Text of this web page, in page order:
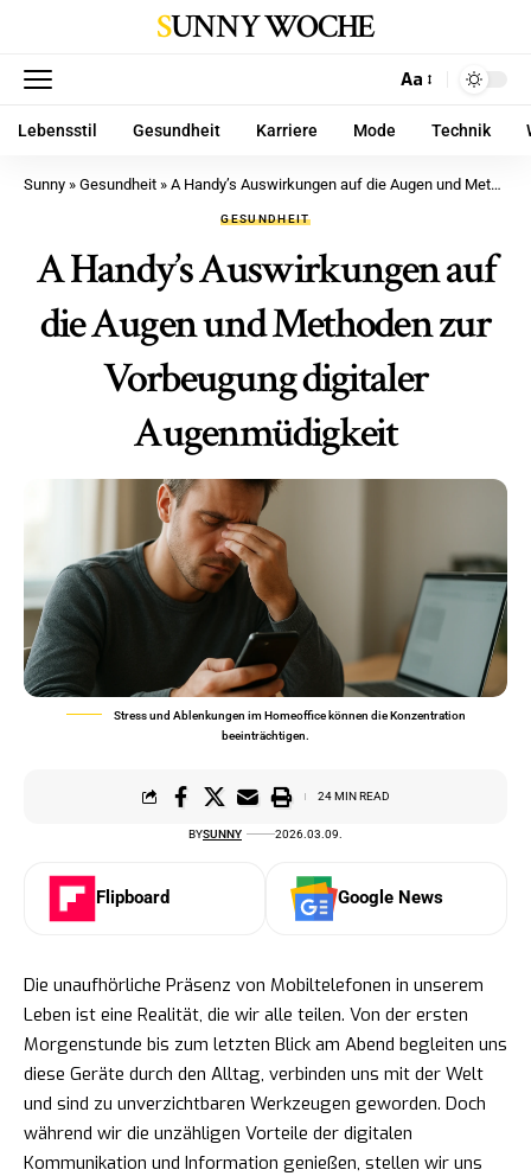
SUNNY WOCHE
Aa
Lebensstil Gesundheit Karriere Mode Technik
Sunny » Gesundheit » A Handy’s Auswirkungen auf die Augen und Methoden zur Vorbeugung digitaler Augenmüdigkeit
GESUNDHEIT
A Handy’s Auswirkungen auf
die Augen und Methoden zur
Vorbeugung digitaler
Augenmüdigkeit
Stress und Ablenkungen im Homeoffice können die Konzentration
beeinträchtigen.
BYSUNNY 2026.03.09.
24 MIN READ
Flipboard Google News
Die unaufhörliche Präsenz von Mobiltelefonen in unserem
Leben ist eine Realität, die wir alle teilen. Von der ersten
Morgenstunde bis zum letzten Blick am Abend begleiten uns
diese Geräte durch den Alltag, verbinden uns mit der Welt
und sind zu unverzichtbaren Werkzeugen geworden. Doch
während wir die unzähligen Vorteile der digitalen
Kommunikation und Information genießen, stellen wir uns